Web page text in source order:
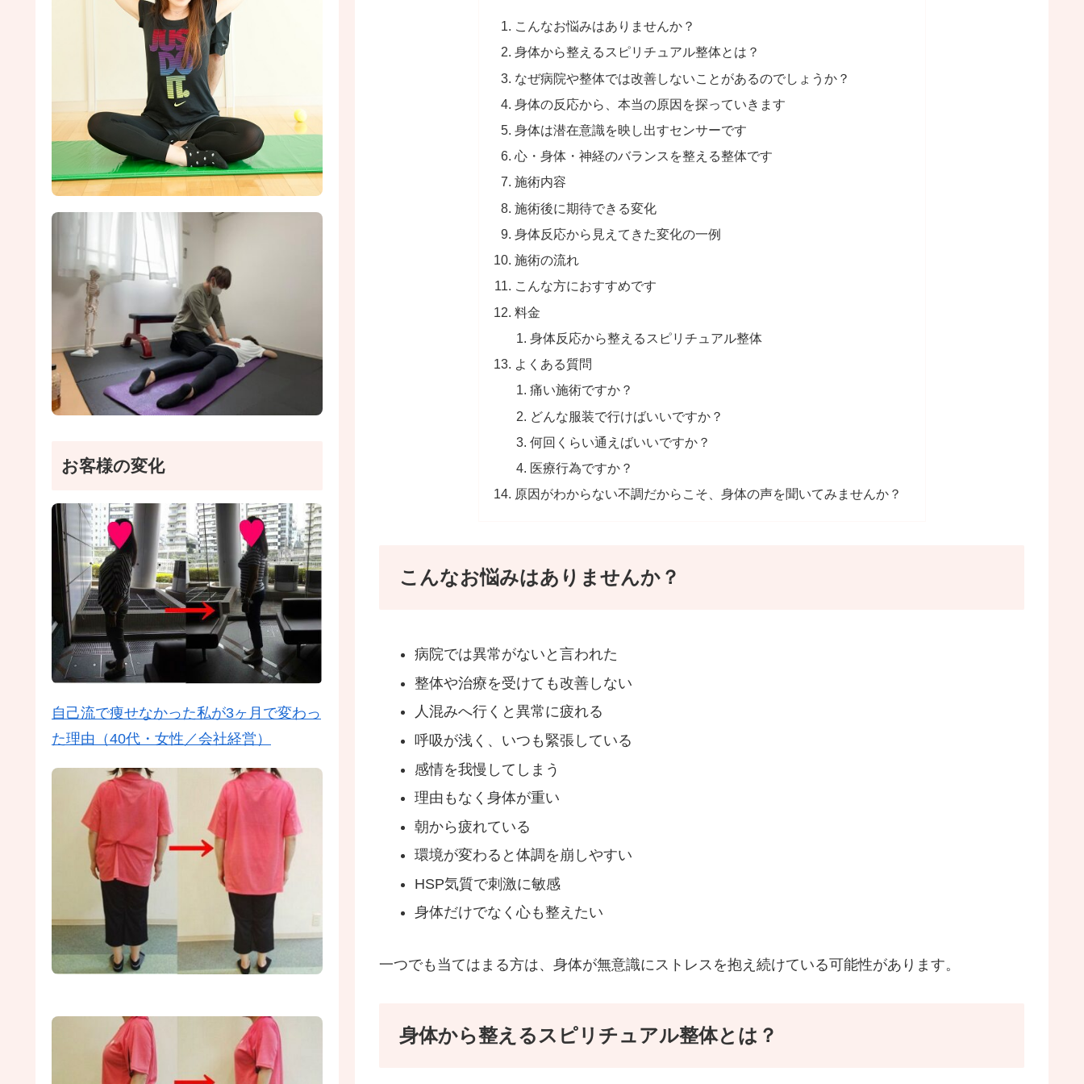
こんなお悩みはありませんか？
身体から整えるスピリチュアル整体とは？
なぜ病院や整体では改善しないことがあるのでしょうか？
身体の反応から、本当の原因を探っていきます
身体は潜在意識を映し出すセンサーです
心・身体・神経のバランスを整える整体です
施術内容
施術後に期待できる変化
身体反応から見えてきた変化の一例
施術の流れ
こんな方におすすめです
料金
身体反応から整えるスピリチュアル整体
よくある質問
痛い施術ですか？
どんな服装で行けばいいですか？
何回くらい通えばいいですか？
医療行為ですか？
原因がわからない不調だからこそ、身体の声を聞いてみませんか？
こんなお悩みはありませんか？
病院では異常がないと言われた
整体や治療を受けても改善しない
人混みへ行くと異常に疲れる
呼吸が浅く、いつも緊張している
感情を我慢してしまう
理由もなく身体が重い
朝から疲れている
環境が変わると体調を崩しやすい
HSP気質で刺激に敏感
身体だけでなく心も整えたい
一つでも当てはまる方は、身体が無意識にストレスを抱え続けている可能性があります。
身体から整えるスピリチュアル整体とは？
お客様の変化
自己流で痩せなかった私が3ヶ月で変わっ
た理由（40代・女性／会社経営）